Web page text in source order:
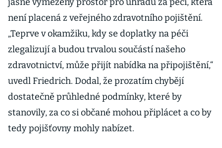
není placená z veřejného zdravotního pojištění.
„Teprve v okamžiku, kdy se doplatky na péči
zlegalizují a budou trvalou součástí našeho
zdravotnictví, může přijít nabídka na připojištění,“
uvedl Friedrich. Dodal, že prozatím chybějí
dostatečně průhledné podmínky, které by
stanovily, za co si občané mohou připlácet a co by
tedy pojišťovny mohly nabízet.